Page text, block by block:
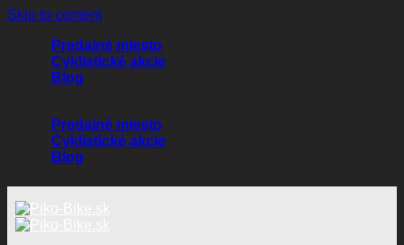
Skip to content
Predajné miesto
Cyklistické akcie
Blog
Predajné miesto
Cyklistické akcie
Blog